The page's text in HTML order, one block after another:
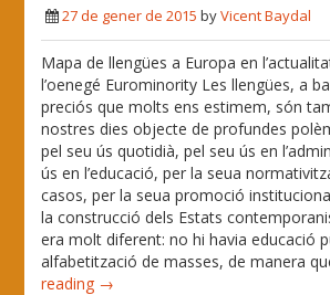
27 de gener de 2015 byVicent Baydal
Mapa de llengües a Europa en
l’oenegé Eurominority Les llengües, a
preciós que molts ens estimem, són
nostres dies objecte de profundes
pel seu ús quotidià, pel seu ús en
ús en l’educació, per la seua
casos, per la seua promoció
la construcció dels Estats
era molt diferent: no hi havia educació
alfabetització de masses, de manera
reading →